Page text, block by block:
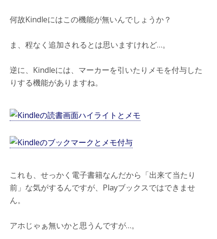
何故Kindleにはこの機能が無いんでしょうか？
ま、程なく追加されるとは思いますけれど…。
逆に、Kindleには、マーカーを引いたりメモを付与した
りする機能がありますね。
これも、せっかく電子書籍なんだから「出来て当たり
前」な気がするんですが、Playブックスではできませ
ん。
アホじゃぁ無いかと思うんですが…。